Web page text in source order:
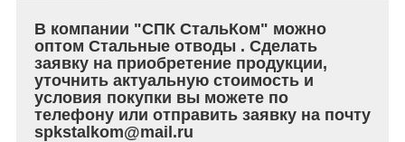
В компании "СПК СтальКом" можно
оптом Стальные отводы . Сделать
заявку на приобретение продукции,
уточнить актуальную стоимость и
условия покупки вы можете по
телефону или отправить заявку на почту
spkstalkom@mail.ru